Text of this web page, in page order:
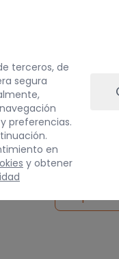
PESO
5 kg
terceros, de
segura
preferencias.
en
y obtener